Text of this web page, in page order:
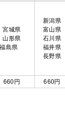
宮城県
山形県
福島県
新潟県
富山県
石川県
福井県
長野県
660円 660円